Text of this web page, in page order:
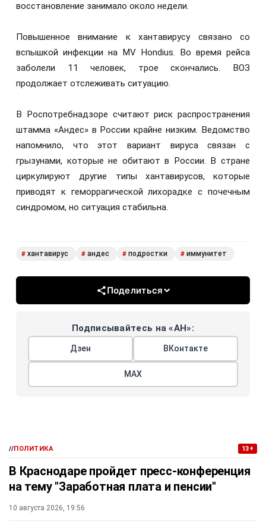
восстановление занимало около недели.
Повышенное внимание к хантавирусу связано со
вспышкой инфекции на MV Hondius. Во время рейса
заболели 11 человек, трое скончались. ВОЗ
продолжает отслеживать ситуацию.
В Роспотребнадзоре считают риск распространения
штамма «Андес» в России крайне низким. Ведомство
напомнило, что этот вариант вируса связан с
грызунами, которые не обитают в России. В стране
циркулируют другие типы хантавирусов, которые
приводят к геморрагической лихорадке с почечным
синдромом, но ситуация стабильна.
# хантавирус # андес # подростки # иммунитет
Поделиться
Подписывайтесь на «АН»:
Дзен ВКонтакте
МАХ
//ПОЛИТИКА 13+
В Краснодаре пройдет пресс-конференция
на тему "Заработная плата и пенсии"
10 августа 2026, 19:56